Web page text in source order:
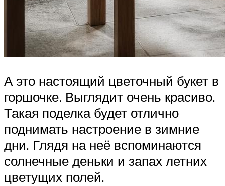
А это настоящий цветочный букет в
горшочке. Выглядит очень красиво.
Такая поделка будет отлично
поднимать настроение в зимние
дни. Глядя на неё вспоминаются
солнечные деньки и запах летних
цветущих полей.